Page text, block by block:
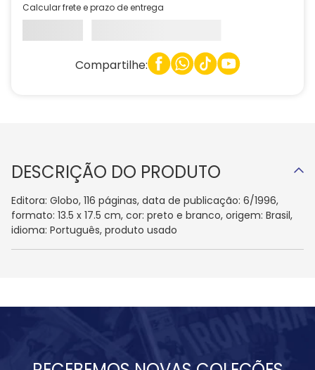
Calcular frete e prazo de entrega
Compartilhe:
DESCRIÇÃO DO PRODUTO
Editora: Globo, 116 páginas, data de publicação: 6/1996,
formato: 13.5 x 17.5 cm, cor: preto e branco, origem: Brasil,
idioma: Português, produto usado